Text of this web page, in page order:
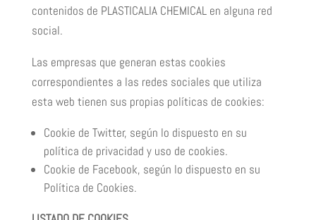
contenidos de PLASTICALIA CHEMICAL en alguna red
social.
Las empresas que generan estas cookies
correspondientes a las redes sociales que utiliza
esta web tienen sus propias políticas de cookies:
Cookie de Twitter, según lo dispuesto en su
política de privacidad y uso de cookies.
Cookie de Facebook, según lo dispuesto en su
Política de Cookies.